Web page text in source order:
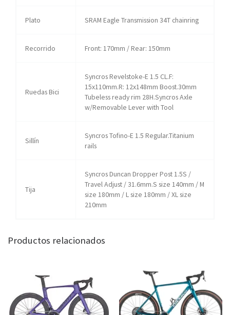
Plato SRAM Eagle Transmission 34T chainring
Recorrido Front: 170mm / Rear: 150mm
Ruedas Bici
Syncros Revelstoke-E 1.5 CL.F:
15x110mm.R: 12x148mm Boost.30mm
Tubeless ready rim 28H.Syncros Axle
w/Removable Lever with Tool
Sillín
Syncros Tofino-E 1.5 Regular.Titanium
rails
Tija
Syncros Duncan Dropper Post 1.5S /
Travel Adjust / 31.6mm.S size 140mm / M
size 180mm / L size 180mm / XL size
210mm
Productos relacionados